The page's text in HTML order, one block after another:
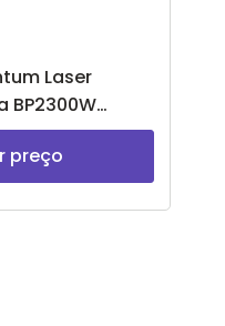
Laser
preço